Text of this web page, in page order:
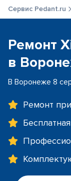
Сервис Pedant.ru
Ремонт
в
В Воронеже 8
Ремонт